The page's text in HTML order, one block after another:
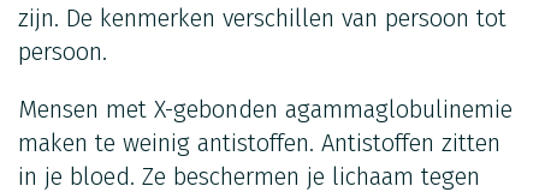
zijn. De kenmerken verschillen van persoon tot
persoon.
Mensen met X-gebonden agammaglobulinemie
maken te weinig antistoffen. Antistoffen zitten
in je bloed. Ze beschermen je lichaam tegen